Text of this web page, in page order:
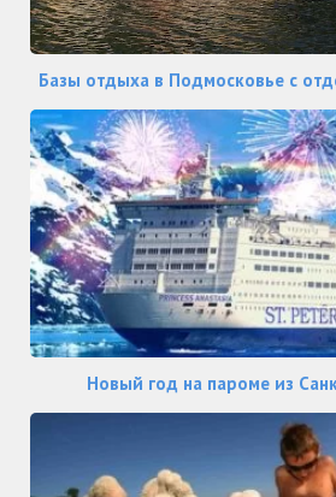
Базы отдыха в Подмосковье с
Новый год на пароме из